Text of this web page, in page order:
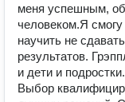
меня успешным,
человеком.Я
научить не
результатов.
и дети и
Выбор